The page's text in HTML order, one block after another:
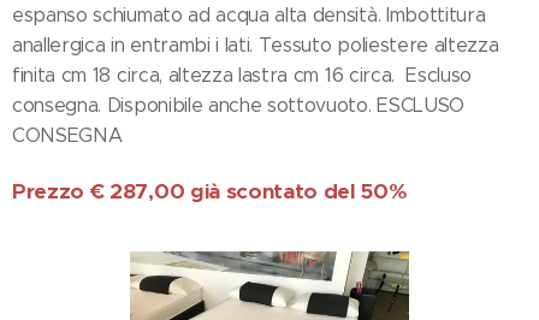
espanso schiumato ad acqua alta densità. Imbottitura
anallergica in entrambi i lati. Tessuto poliestere altezza
finita cm 18 circa, altezza lastra cm 16 circa. Escluso
consegna. Disponibile anche sottovuoto. ESCLUSO
CONSEGNA
Prezzo € 287,00 già scontato del 50%